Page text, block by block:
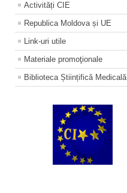
Activități CIE
Republica Moldova și UE
Link-uri utile
Materiale promoţionale
Biblioteca Științifică Medicală